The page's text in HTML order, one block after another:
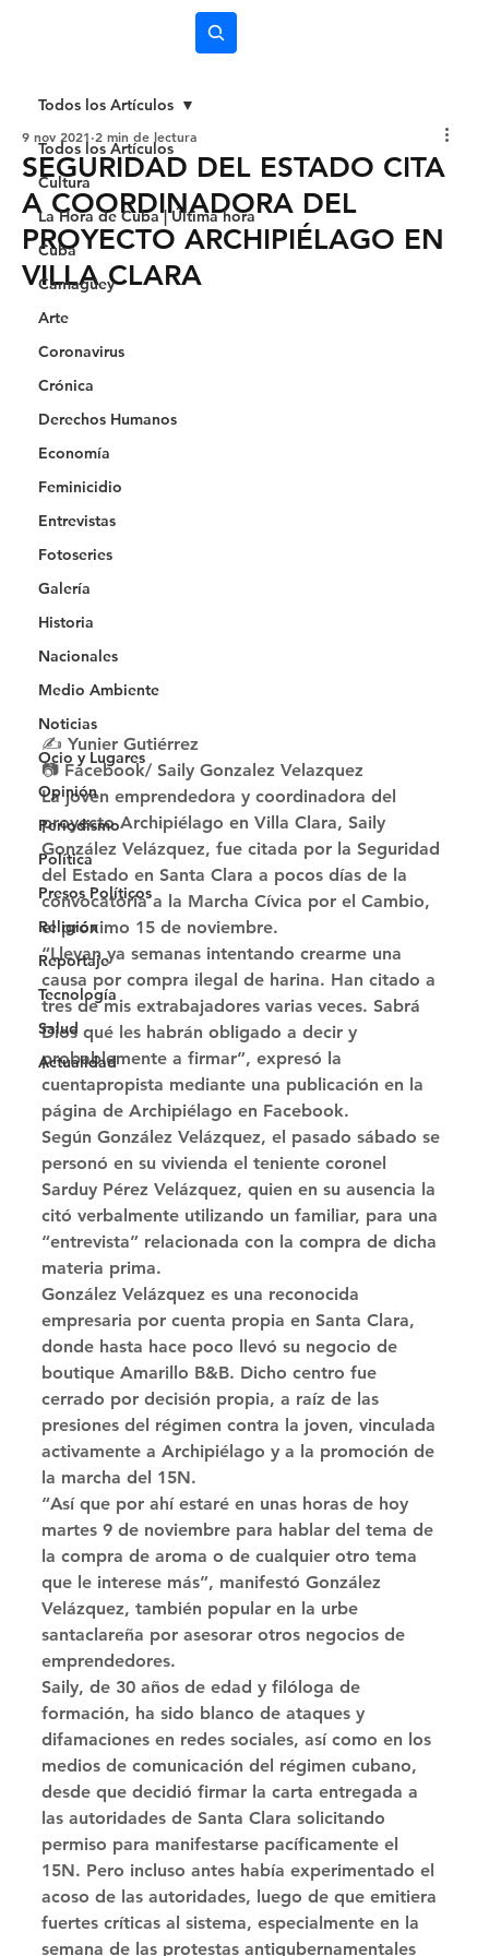
Todos los Artículos
Cultura
La Hora de Cuba | Última hora
Cuba
Camagüey
Arte
Coronavirus
Crónica
Derechos Humanos
Economía
Feminicidio
Entrevistas
Fotoseries
Galería
Historia
Nacionales
Medio Ambiente
Noticias
Ocio y Lugares
Opinión
Periodismo
Política
Presos Políticos
Religión
Reportaje
Tecnología
Salud
Actualidad
Todos los Artículos
SEGURIDAD DEL ESTADO CITA
A COORDINADORA DEL
PROYECTO ARCHIPIÉLAGO EN
VILLA CLARA
9 nov 2021 2 min de lectura
✍ Yunier Gutiérrez
📷 Facebook/ Saily Gonzalez Velazquez
La joven emprendedora y coordinadora del
proyecto Archipiélago en Villa Clara, Saily
González Velázquez, fue citada por la Seguridad
del Estado en Santa Clara a pocos días de la
convocatoria a la Marcha Cívica por el Cambio,
el próximo 15 de noviembre.
“Llevan ya semanas intentando crearme una
causa por compra ilegal de harina. Han citado a
tres de mis extrabajadores varias veces. Sabrá
Dios qué les habrán obligado a decir y
probablemente a firmar”, expresó la
cuentapropista mediante una publicación en la
página de Archipiélago en Facebook.
Según González Velázquez, el pasado sábado se
personó en su vivienda el teniente coronel
Sarduy Pérez Velázquez, quien en su ausencia la
citó verbalmente utilizando un familiar, para una
“entrevista” relacionada con la compra de dicha
materia prima.
González Velázquez es una reconocida
empresaria por cuenta propia en Santa Clara,
donde hasta hace poco llevó su negocio de
boutique Amarillo B&B. Dicho centro fue
cerrado por decisión propia, a raíz de las
presiones del régimen contra la joven, vinculada
activamente a Archipiélago y a la promoción de
la marcha del 15N.
“Así que por ahí estaré en unas horas de hoy
martes 9 de noviembre para hablar del tema de
la compra de aroma o de cualquier otro tema
que le interese más”, manifestó González
Velázquez, también popular en la urbe
santaclareña por asesorar otros negocios de
emprendedores.
Saily, de 30 años de edad y filóloga de
formación, ha sido blanco de ataques y
difamaciones en redes sociales, así como en los
medios de comunicación del régimen cubano,
desde que decidió firmar la carta entregada a
las autoridades de Santa Clara solicitando
permiso para manifestarse pacíficamente el
15N. Pero incluso antes había experimentado el
acoso de las autoridades, luego de que emitiera
fuertes críticas al sistema, especialmente en la
semana de las protestas antigubernamentales